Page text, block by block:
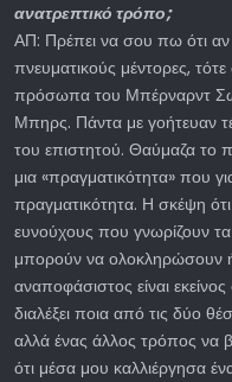
ανατρεπτικό τρόπο;
ΑΠ: Πρέπει να σου πω ότι αν
πνευματικούς μέντορες,
πρόσωπα του Μπέρναρντ
Μπηρς. Πάντα με γοήτευαν
του επιστητού. Θαύμαζα το
μια «πραγματικότητα» που
πραγματικότητα. Η σκέψη ότι
ευνούχους που γνωρίζουν
μπορούν να ολοκληρώσουν
αναποφάσιστος είναι
διαλέξει ποια από τις δύο
αλλά ένας άλλος τρόπος να
ότι μέσα μου καλλιέργησα